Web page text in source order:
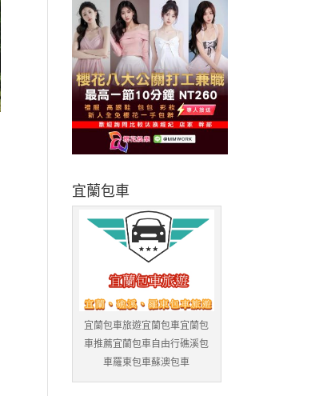
宜蘭包車
宜蘭包車旅遊宜蘭包車宜蘭包
車推薦宜蘭包車自由行礁溪包
車羅東包車蘇澳包車